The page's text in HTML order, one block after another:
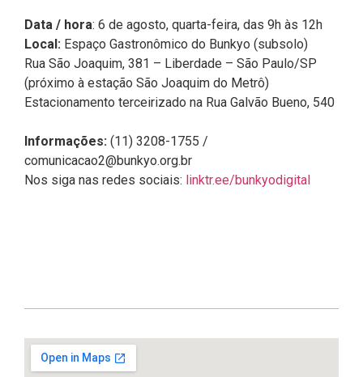
Data / hora: 6 de agosto, quarta-feira, das 9h às 12h
Local: Espaço Gastronômico do Bunkyo (subsolo)
Rua São Joaquim, 381 – Liberdade – São Paulo/SP
(próximo à estação São Joaquim do Metrô)
Estacionamento terceirizado na Rua Galvão Bueno, 540
Informações: (11) 3208-1755 /
comunicacao2@bunkyo.org.br
Nos siga nas redes sociais: linktr.ee/bunkyodigital